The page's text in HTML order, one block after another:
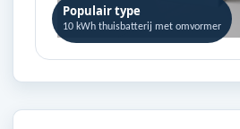
Populair type
10 kWh thuisbatterij met omvormer